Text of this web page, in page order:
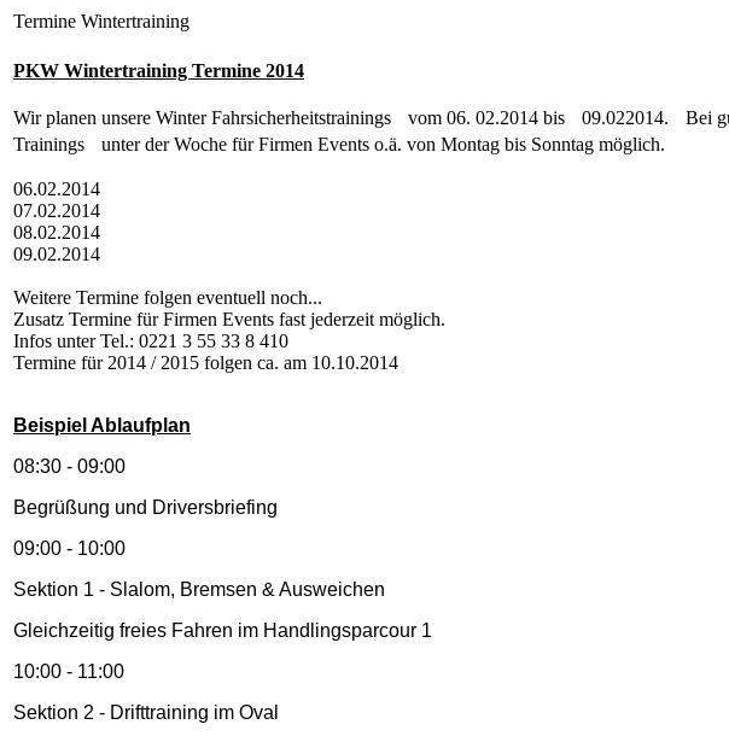
Termine Wintertraining
PKW Wintertraining Termine 2014
Wir planen unsere Winter Fahrsicherheitstrainings vom 06. 02.2014 bis 09.022014. Bei
Trainings unter der Woche für Firmen Events o.ä. von Montag bis Sonntag möglich.
06.02.2014
07.02.2014
08.02.2014
09.02.2014
Weitere Termine folgen eventuell noch...
Zusatz Termine für Firmen Events fast jederzeit möglich.
Infos unter Tel.: 0221 3 55 33 8 410
Termine für 2014 / 2015 folgen ca. am 10.10.2014
Beispiel Ablaufplan
08:30 - 09:00
Begrüßung und Driversbriefing
09:00 - 10:00
Sektion 1 - Slalom, Bremsen & Ausweichen
Gleichzeitig freies Fahren im Handlingsparcour 1
10:00 - 11:00
Sektion 2 - Drifttraining im Oval